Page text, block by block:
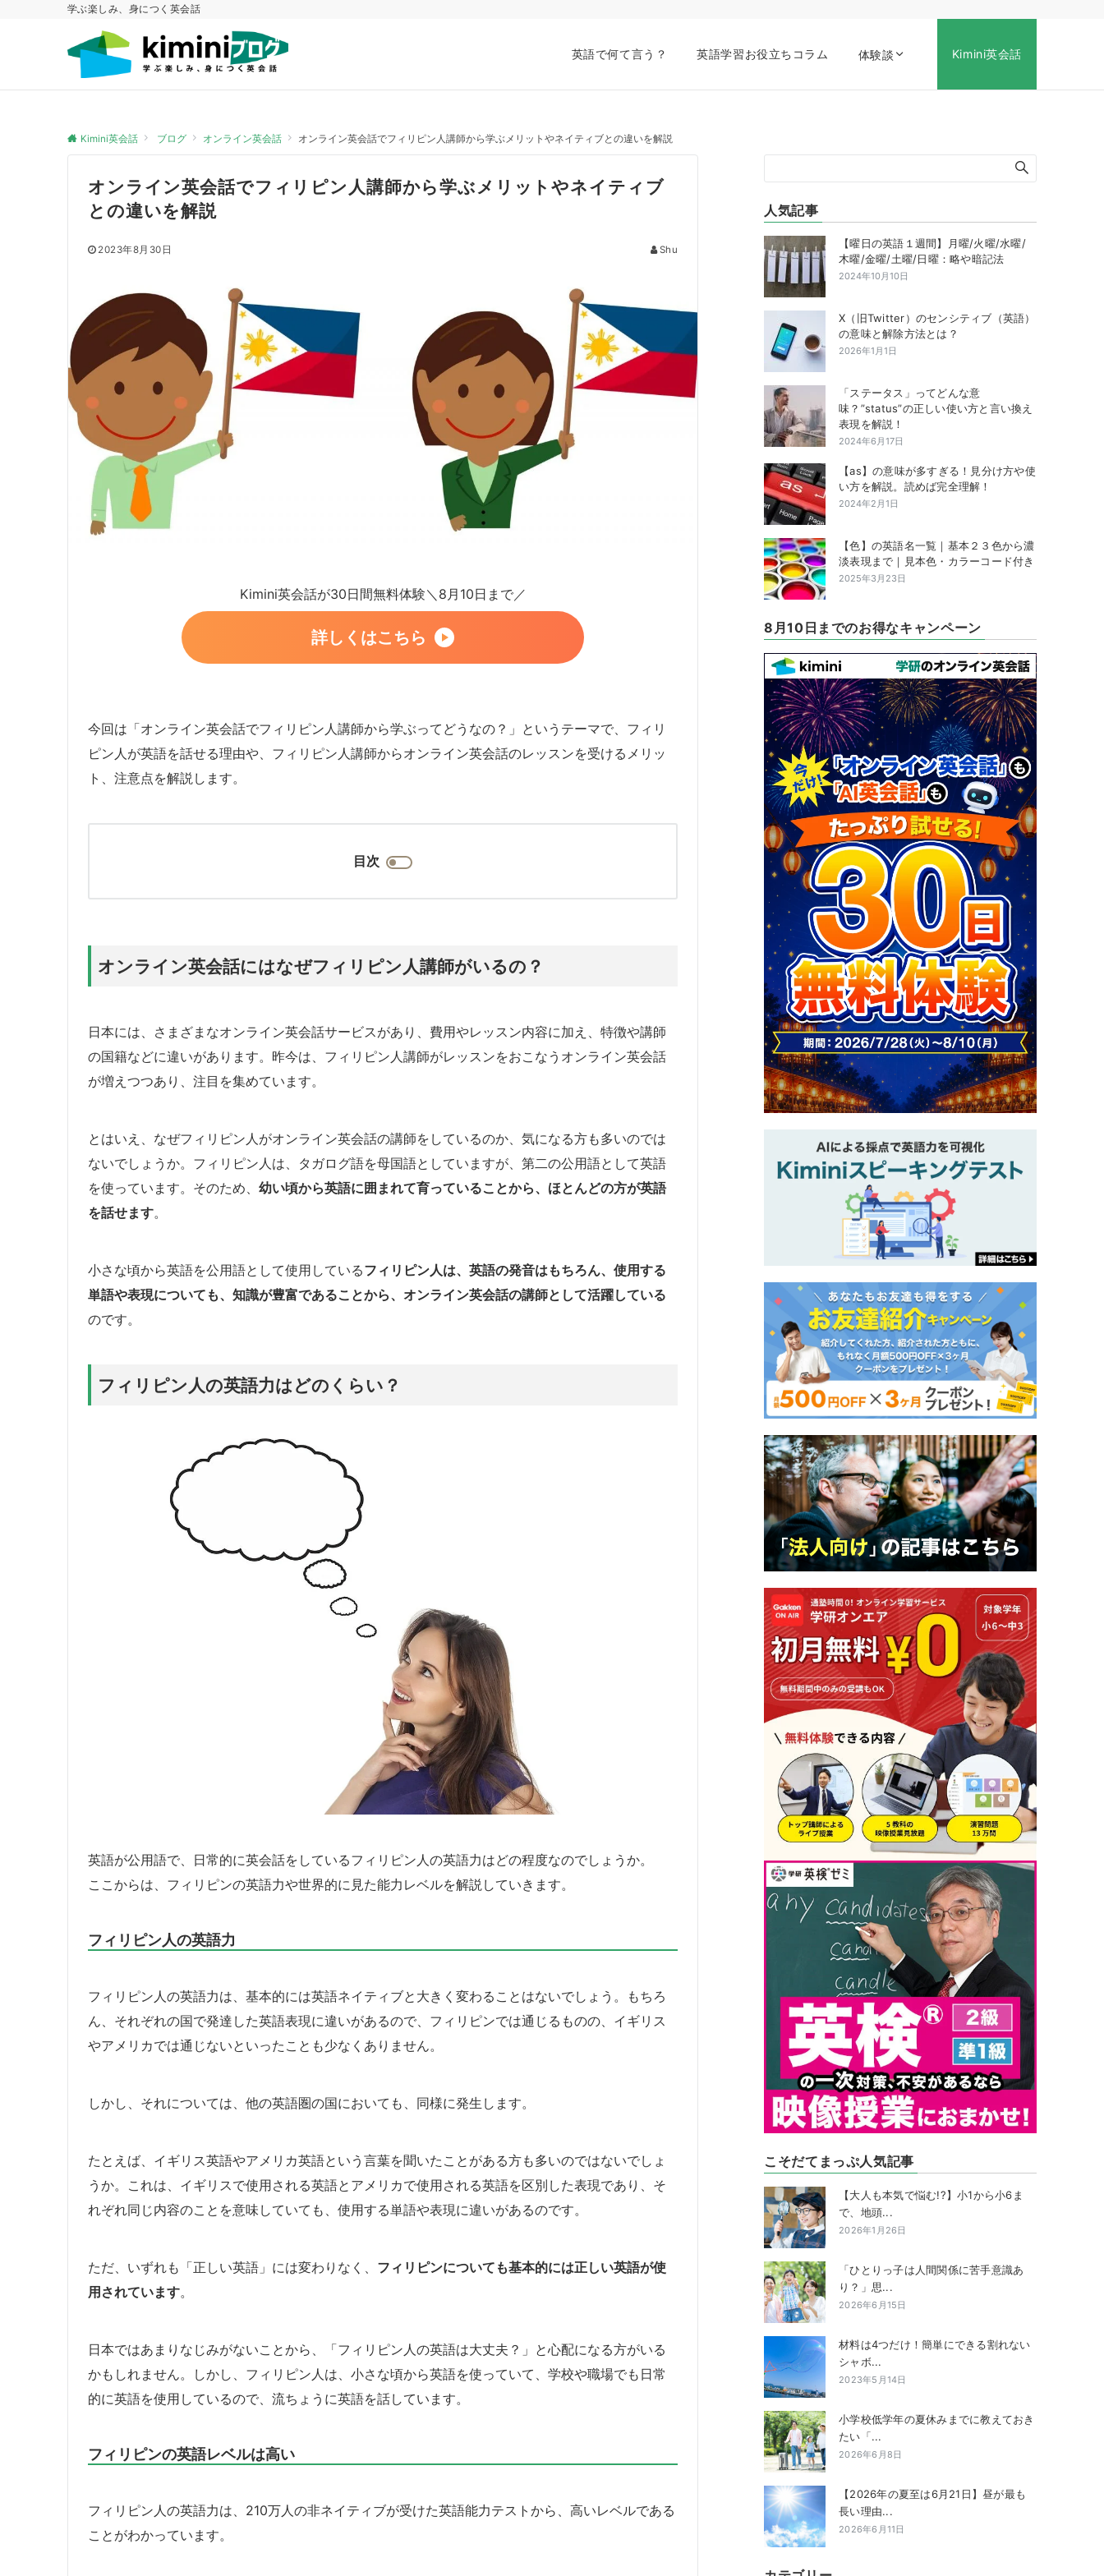
学ぶ楽しみ、身につく英会話
英語で何て言う？ 英語学習お役立ちコラム 体験談 Kimini英会話
Kimini英会話 ブログ オンライン英会話 オンライン英会話でフィリピン人講師から学ぶメリットやネイティブとの違いを解説
オンライン英会話でフィリピン人講師から学ぶメリットやネイティブ
との違いを解説
2023年8月30日 Shu
Kimini英会話が30日間無料体験＼8月10日まで／
詳しくはこちら
今回は「オンライン英会話でフィリピン人講師から学ぶってどうなの？」というテーマで、フィリ
ピン人が英語を話せる理由や、フィリピン人講師からオンライン英会話のレッスンを受けるメリッ
ト、注意点を解説します。
目次
オンライン英会話にはなぜフィリピン人講師がいるの？
日本には、さまざまなオンライン英会話サービスがあり、費用やレッスン内容に加え、特徴や講師
の国籍などに違いがあります。昨今は、フィリピン人講師がレッスンをおこなうオンライン英会話
が増えつつあり、注目を集めています。
とはいえ、なぜフィリピン人がオンライン英会話の講師をしているのか、気になる方も多いのでは
ないでしょうか。フィリピン人は、タガログ語を母国語としていますが、第二の公用語として英語
を使っています。そのため、 幼い頃から英語に囲まれて育っていることから、ほとんどの方が英語
を話せます。
小さな頃から英語を公用語として使用しているフィリピン人は、英語の発音はもちろん、使用する
単語や表現についても、知識が豊富であることから、オンライン英会話の講師として活躍している
のです。
フィリピン人の英語力はどのくらい？
英語が公用語で、日常的に英会話をしているフィリピン人の英語力はどの程度なのでしょうか。
ここからは、フィリピンの英語力や世界的に見た能力レベルを解説していきます。
フィリピン人の英語力
フィリピン人の英語力は、基本的には英語ネイティブと大きく変わることはないでしょう。もちろ
ん、それぞれの国で発達した英語表現に違いがあるので、フィリピンでは通じるものの、イギリス
やアメリカでは通じないといったことも少なくありません。
しかし、それについては、他の英語圏の国においても、同様に発生します。
たとえば、イギリス英語やアメリカ英語という言葉を聞いたことがある方も多いのではないでしょ
うか。これは、イギリスで使用される英語とアメリカで使用される英語を区別した表現であり、そ
れぞれ同じ内容のことを意味していても、使用する単語や表現に違いがあるのです。
ただ、いずれも「正しい英語」には変わりなく、 フィリピンについても基本的には正しい英語が使
用されています。
日本ではあまりなじみがないことから、「フィリピン人の英語は大丈夫？」と心配になる方がいる
かもしれません。しかし、フィリピン人は、小さな頃から英語を使っていて、学校や職場でも日常
的に英語を使用しているので、流ちょうに英語を話しています。
フィリピンの英語レベルは高い
フィリピン人の英語力は、210万人の非ネイティブが受けた英語能力テストから、高いレベルである
ことがわかっています。
人気記事
【曜日の英語１週間】月曜/火曜/水曜/
木曜/金曜/土曜/日曜：略や暗記法
2024年10月10日
X（旧Twitter）のセンシティブ（英語）
の意味と解除方法とは？
2026年1月1日
「ステータス」ってどんな意
味？”status”の正しい使い方と言い換え
表現を解説！
2024年6月17日
【as】の意味が多すぎる！見分け方や使
い方を解説。読めば完全理解！
2024年2月1日
【色】の英語名一覧｜基本２３色から濃
淡表現まで｜見本色・カラーコード付き
2025年3月23日
8月10日までのお得なキャンペーン
こそだてまっぷ人気記事
【大人も本気で悩む!?】小1から小6ま
で、地頭...
2026年1月26日
「ひとりっ子は人間関係に苦手意識あ
り？」思...
2026年6月15日
材料は4つだけ！簡単にできる割れない
シャボ...
2023年5月14日
小学校低学年の夏休みまでに教えておき
たい「...
2026年6月8日
【2026年の夏至は6月21日】昼が最も
長い理由...
2026年6月11日